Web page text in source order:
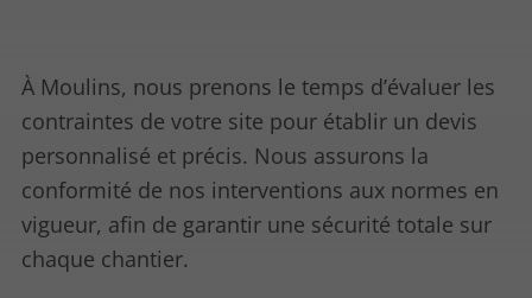
À Moulins, nous prenons le temps d’évaluer les
contraintes de votre site pour établir un devis
personnalisé et précis. Nous assurons la
conformité de nos interventions aux normes en
vigueur, afin de garantir une sécurité totale sur
chaque chantier.